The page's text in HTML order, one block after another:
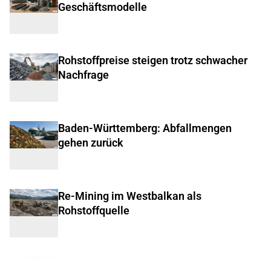
Geschäftsmodelle
Rohstoffpreise steigen trotz schwacher
Nachfrage
Baden-Württemberg: Abfallmengen
gehen zurück
Re-Mining im Westbalkan als
Rohstoffquelle